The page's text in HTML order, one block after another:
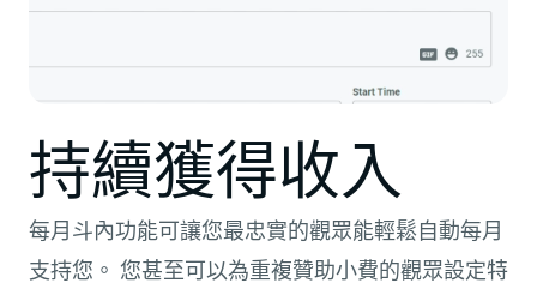
持續獲得收入
每月斗內功能可讓您最忠實的觀眾能輕鬆自動每月
支持您。 您甚至可以為重複贊助小費的觀眾設定特